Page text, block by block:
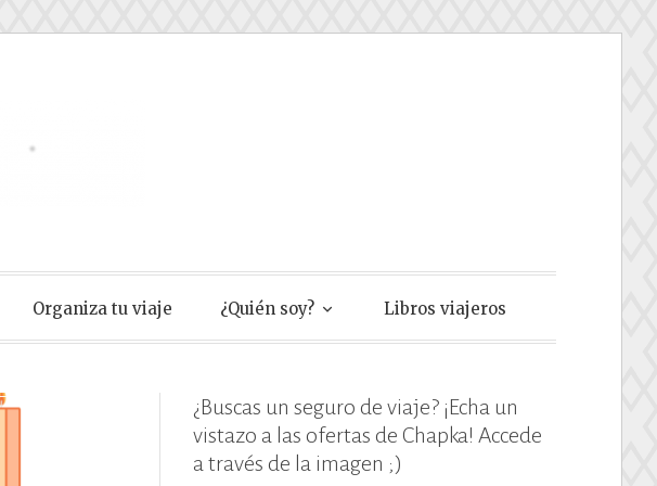
Organiza tu viaje ¿Quién soy? Libros viajeros
¿Buscas un seguro de viaje? ¡Echa un
vistazo a las ofertas de Chapka! Accede
a través de la imagen ;)